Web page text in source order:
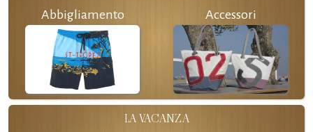
Abbigliamento Accessori
LA VACANZA